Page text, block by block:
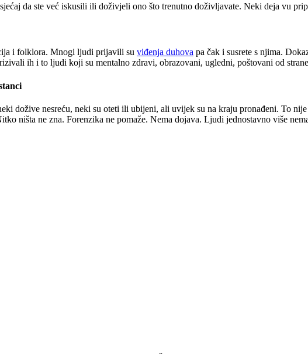
da ste već iskusili ili doživjeli ono što trenutno doživljavate. Neki deja vu
i folklora. Mnogi ljudi prijavili su viđenja duhova pa čak i susrete s njima.
ih i to ljudi koji su mentalno zdravi, obrazovani, ugledni, poštovani od
dožive nesreću, neki su oteti ili ubijeni, ali uvijek su na kraju pronađeni. To
ništa ne zna. Forenzika ne pomaže. Nema dojava. Ljudi jednostavno više